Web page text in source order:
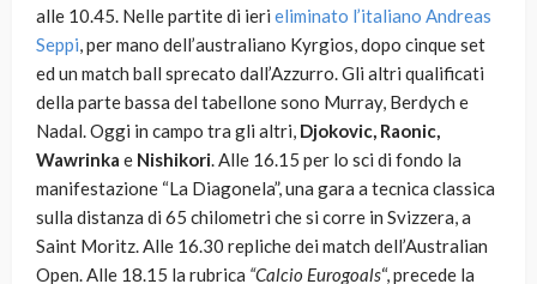
alle 10.45. Nelle partite di ieri eliminato l’italiano Andreas
Seppi, per mano dell’australiano Kyrgios, dopo cinque set
ed un match ball sprecato dall’Azzurro. Gli altri qualificati
della parte bassa del tabellone sono Murray, Berdych e
Nadal. Oggi in campo tra gli altri, Djokovic, Raonic,
Wawrinka e Nishikori. Alle 16.15 per lo sci di fondo la
manifestazione “La Diagonela”, una gara a tecnica classica
sulla distanza di 65 chilometri che si corre in Svizzera, a
Saint Moritz. Alle 16.30 repliche dei match dell’Australian
Open. Alle 18.15 la rubrica “Calcio Eurogoals“, precede la